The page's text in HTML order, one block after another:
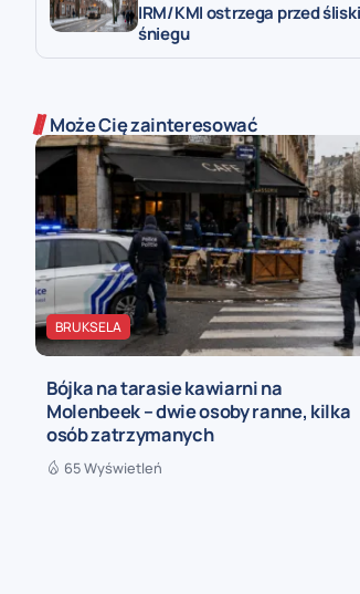
IRM/KMI ostrzega przed
śniegu
Może Cię zainteresować
BRUKSELA
Bójka na tarasie kawiarni na
Molenbeek – dwie osoby ranne, kilka
osób zatrzymanych
65 Wyświetleń